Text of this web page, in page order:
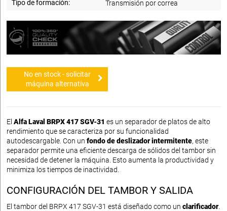
Tipo de formación:
Transmisión por correa
No en stock - solicitar
máquina alternativa
El Alfa Laval BRPX 417 SGV-31 es un separador de platos de alto
rendimiento que se caracteriza por su funcionalidad
autodescargable. Con un fondo de deslizador intermitente, este
separador permite una eficiente descarga de sólidos del tambor sin
necesidad de detener la máquina. Esto aumenta la productividad y
minimiza los tiempos de inactividad.
CONFIGURACIÓN DEL TAMBOR Y SALIDA
El tambor del BRPX 417 SGV-31 está diseñado como un clarificador.